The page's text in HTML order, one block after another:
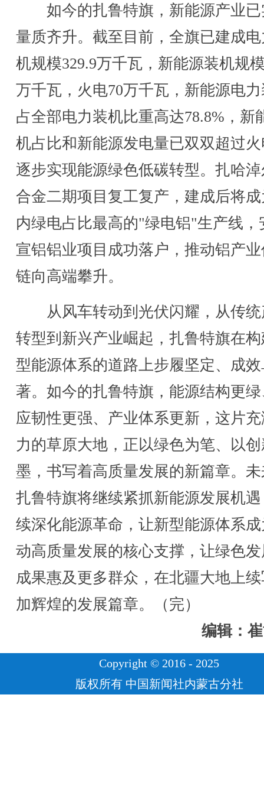
如今的扎鲁特旗，新能源产业已
量质齐升。截至目前，全旗已建成
机规模329.9万千瓦，新能源装机规
万千瓦，火电70万千瓦，新能源电
占全部电力装机比重高达78.8%，新
机占比和新能源发电量已双双超过
逐步实现能源绿色低碳转型。扎哈
合金二期项目复工复产，建成后将
内绿电占比最高的"绿电铝"生产线，
宣铝铝业项目成功落户，推动铝产
链向高端攀升。
从风车转动到光伏闪耀，从传统
转型到新兴产业崛起，扎鲁特旗在
型能源体系的道路上步履坚定、成
著。如今的扎鲁特旗，能源结构更
应韧性更强、产业体系更新，这片
力的草原大地，正以绿色为笔、以
墨，书写着高质量发展的新篇章。
扎鲁特旗将继续紧抓新能源发展机
续深化能源革命，让新型能源体系
动高质量发展的核心支撑，让绿色
成果惠及更多群众，在北疆大地上
加辉煌的发展篇章。（完）
编辑：
Copyright © 2016 - 2025
版权所有 中国新闻社内蒙古分社